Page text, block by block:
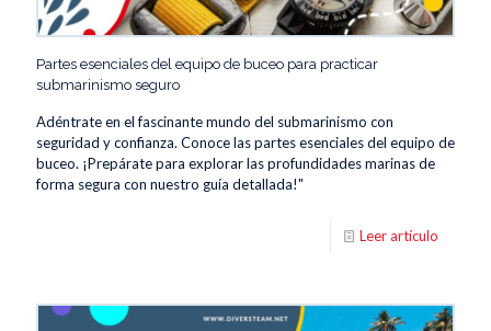
Partes esenciales del equipo de buceo para practicar
submarinismo seguro
Adéntrate en el fascinante mundo del submarinismo con
seguridad y confianza. Conoce las partes esenciales del equipo de
buceo. ¡Prepárate para explorar las profundidades marinas de
forma segura con nuestro guía detallada!"
Leer artículo